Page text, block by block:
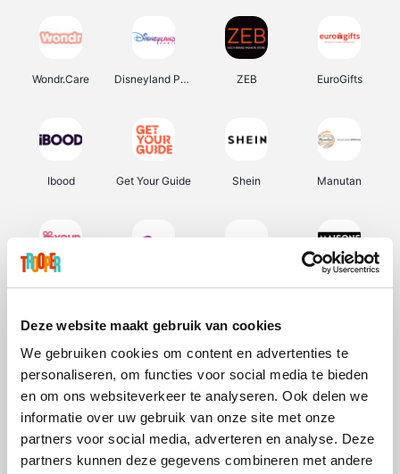
Deze website maakt gebruik van cookies
We gebruiken cookies om content en advertenties te
personaliseren, om functies voor social media te bieden
en om ons websiteverkeer te analyseren. Ook delen we
informatie over uw gebruik van onze site met onze
partners voor social media, adverteren en analyse. Deze
partners kunnen deze gegevens combineren met andere
Wondr.Care Disneyland Paris ZEB EuroGifts
Ibood Get Your Guide Shein Manutan